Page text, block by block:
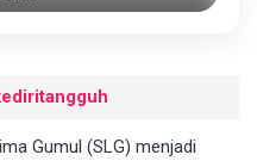
Gumul (SLG) menjadi